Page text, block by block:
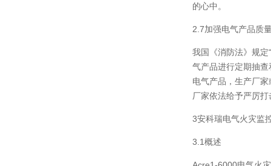
的心中。
2.7加强电气产品质
我国《消防法》规
气产品进行定期抽
电气产品，生产厂
厂家依法给予严厉
3安科瑞电气火灾监
3.1概述